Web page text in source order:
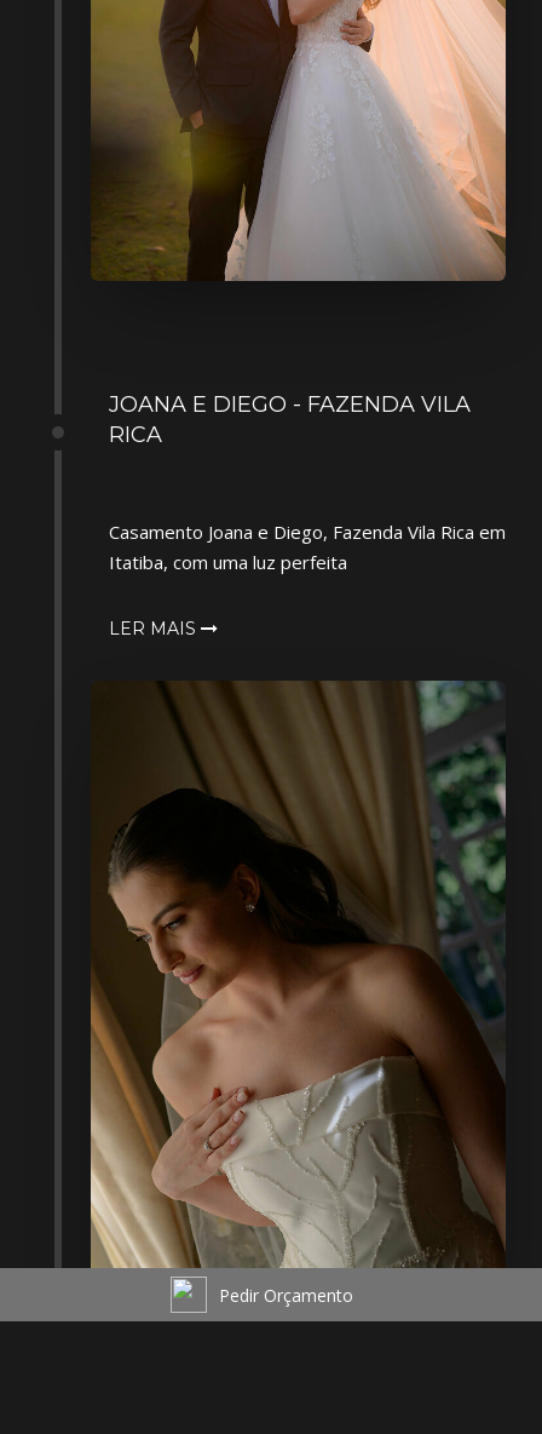
JOANA E DIEGO - FAZENDA VILA
RICA
Casamento Joana e Diego, Fazenda Vila Rica em
Itatiba, com uma luz perfeita
LER MAIS
Pedir Orçamento